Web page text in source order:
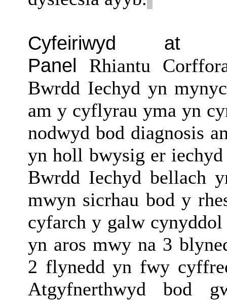
Cyfeiriwyd at
Panel Rhiantu
Bwrdd Iechyd yn
am y cyflyrau yma yn
nodwyd bod diagnosis
yn holl bwysig er
Bwrdd Iechyd bellach
mwyn sicrhau bod y
cyfarch y galw
yn aros mwy na 3
2 flynedd yn fwy
Atgyfnerthwyd bod